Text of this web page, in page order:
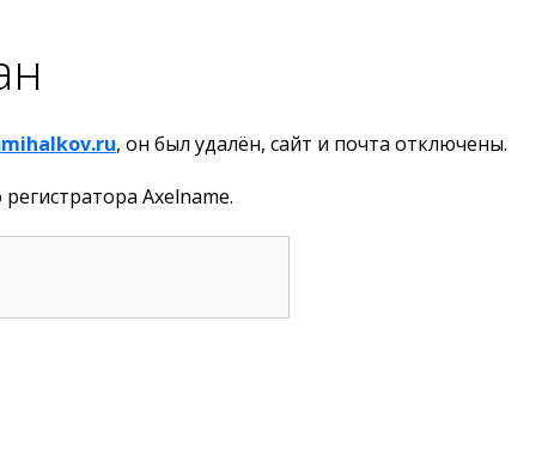
, он был удалён, сайт и почта отключены.
Axelname.